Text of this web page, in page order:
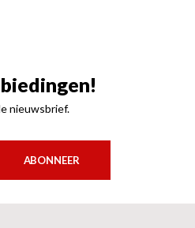
nieuwsbrief.
ABONNEER